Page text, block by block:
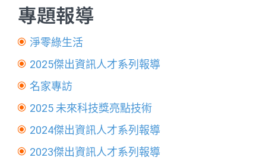
專題報導
淨零綠生活
2025傑出資訊人才系列報導
名家專訪
2025 未來科技獎亮點技術
2024傑出資訊人才系列報導
2023傑出資訊人才系列報導